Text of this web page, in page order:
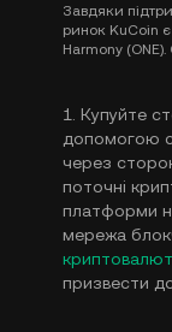
Завдяки
ринок KuCoin
Harmony
1. Купуйте
допомогою
через
поточні
платформи
мережа
призвести